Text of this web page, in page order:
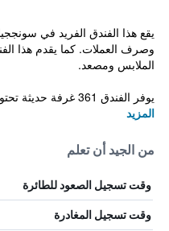
يقع هذا الفندق الفريد في
وصرف العملات. كما يقدم هذا
الملابس ومصعد.
يوفر الفندق 361 غرفة حديثة تحتوي كل الضروريات لضمان...
المزيد
من الجيد أن تعلم
وقت تسجيل الصعود للطائرة
وقت تسجيل المغادرة